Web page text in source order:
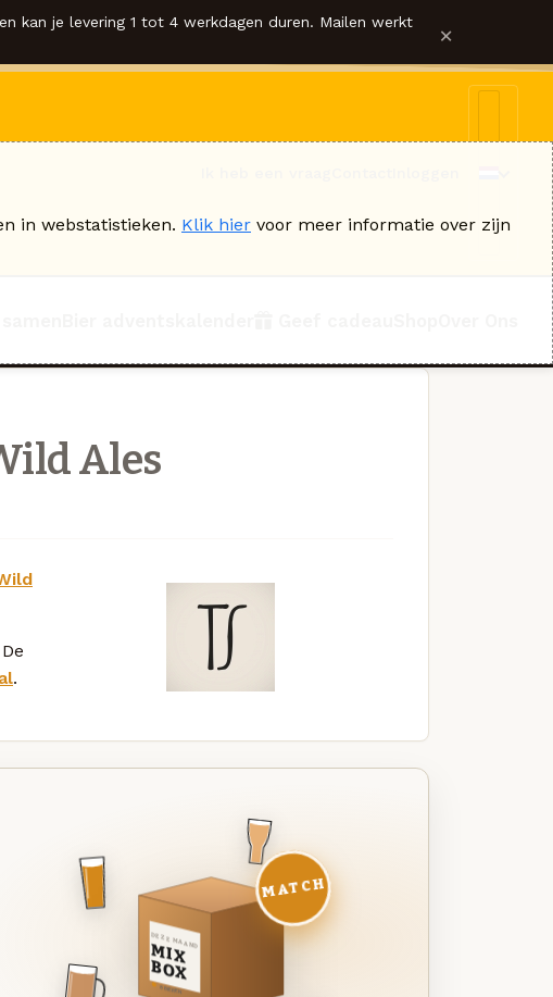
kan je levering 1 tot 4 werkdagen duren. Mailen werkt ×
Ales
.
DEZE MAAND
MIX
BOX
8 BIEREN
MATCH
in webstatistieken. Klik hier voor meer informatie over zijn